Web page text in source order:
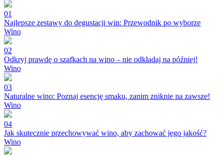
01
Najlepsze zestawy do degustacji win: Przewodnik po wyborze
Wino
02
Odkryj prawdę o szafkach na wino – nie odkładaj na później!
Wino
03
Naturalne wino: Poznaj esencję smaku, zanim zniknie na zawsze!
Wino
04
Jak skutecznie przechowywać wino, aby zachować jego jakość?
Wino